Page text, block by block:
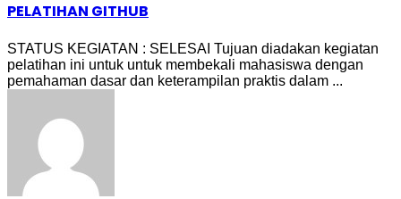
PELATIHAN GITHUB
STATUS KEGIATAN : SELESAI Tujuan diadakan kegiatan
pelatihan ini untuk untuk membekali mahasiswa dengan
pemahaman dasar dan keterampilan praktis dalam ...